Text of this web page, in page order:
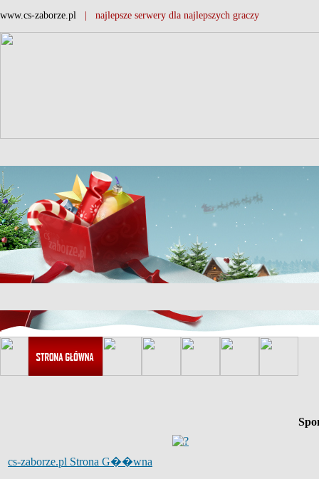
www.cs-zaborze.pl | najlepsze serwery dla najlepszych graczy
cs-zaborze.pl Strona G��wna